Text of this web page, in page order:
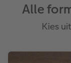
Alle
Kies